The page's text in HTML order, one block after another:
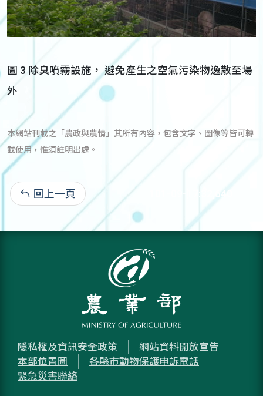
圖 3 除臭噴霧設施， 避免產生之空氣污染物逸散至場
外
本網站刊載之「農政與農情」其所有內容，包含文字、圖像等皆可轉
載使用，惟須註明出處。
回上一頁 101-09-17:32,640
隱私權及資訊安全政策
網站資料開放宣告
本部位置圖
各縣市動物保護申訴電話
緊急災害聯絡